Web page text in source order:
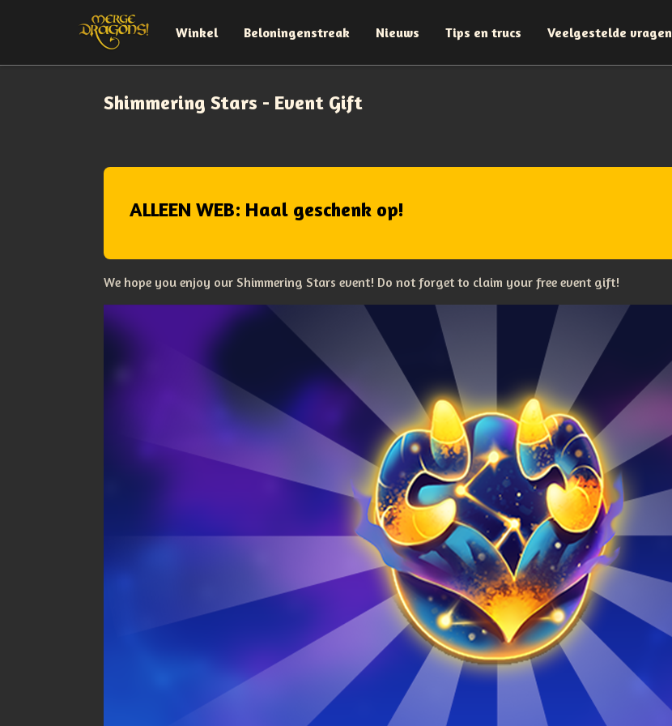
Winkel Beloningenstreak Nieuws Tips en trucs Veelgestelde vragen
Shimmering Stars - Event Gift
ALLEEN WEB: Haal geschenk op!
We hope you enjoy our Shimmering Stars event! Do not forget to claim your free event gift!